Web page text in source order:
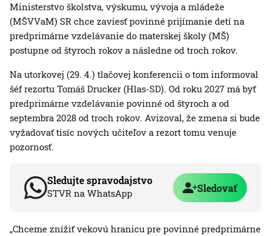
Ministerstvo školstva, výskumu, vývoja a mládeže
(MŠVVaM) SR chce zaviesť povinné prijímanie detí na
predprimárne vzdelávanie do materskej školy (MŠ)
postupne od štyroch rokov a následne od troch rokov.
Na utorkovej (29. 4.) tlačovej konferencii o tom informoval
šéf rezortu Tomáš Drucker (Hlas-SD). Od roku 2027 má byť
predprimárne vzdelávanie povinné od štyroch a od
septembra 2028 od troch rokov. Avizoval, že zmena si bude
vyžadovať tisíc nových učiteľov a rezort tomu venuje
pozornosť.
Sledujte spravodajstvo
STVR na WhatsApp Sledovať
„Chceme znížiť vekovú hranicu pre povinné predprimárne